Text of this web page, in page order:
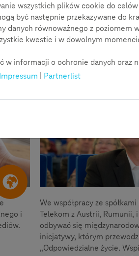
i
Akcja
We współpracy ze
Telekom z Austrii, Rumunii,
odbywać się
inicjatywy, którym
„Odpowiedzialne życie.
wszystkich plików cookie do
być następnie przekazywane do
danych równoważnego z poziomem
kwestie i w dowolnym
w informacji o ochronie danych oraz
Impressum Partnerlist